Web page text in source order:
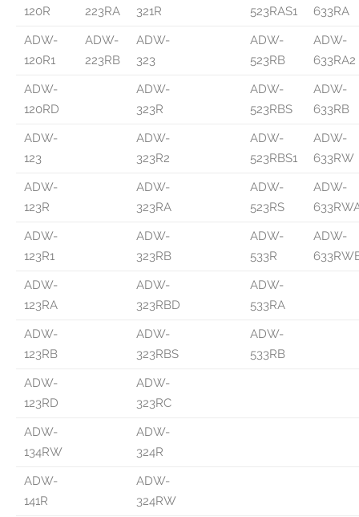
Корм для животных
120R
223RA
321R
523RAS1
633RA
ADW-
120R1
ADW-
223RB
ADW-
323
ADW-
523RB
ADW-
633RA2
ADW-
120RD
ADW-
323R
ADW-
523RBS
ADW-
633RB
ADW-
123
ADW-
323R2
ADW-
523RBS1
ADW-
633RW
ADW-
123R
ADW-
323RA
ADW-
523RS
ADW-
ADW-
123R1
ADW-
323RB
ADW-
533R
ADW-
ADW-
123RA
ADW-
323RBD
ADW-
533RA
ADW-
123RB
ADW-
323RBS
ADW-
533RB
ADW-
123RD
ADW-
323RC
ADW-
134RW
ADW-
324R
ADW-
141R
ADW-
324RW